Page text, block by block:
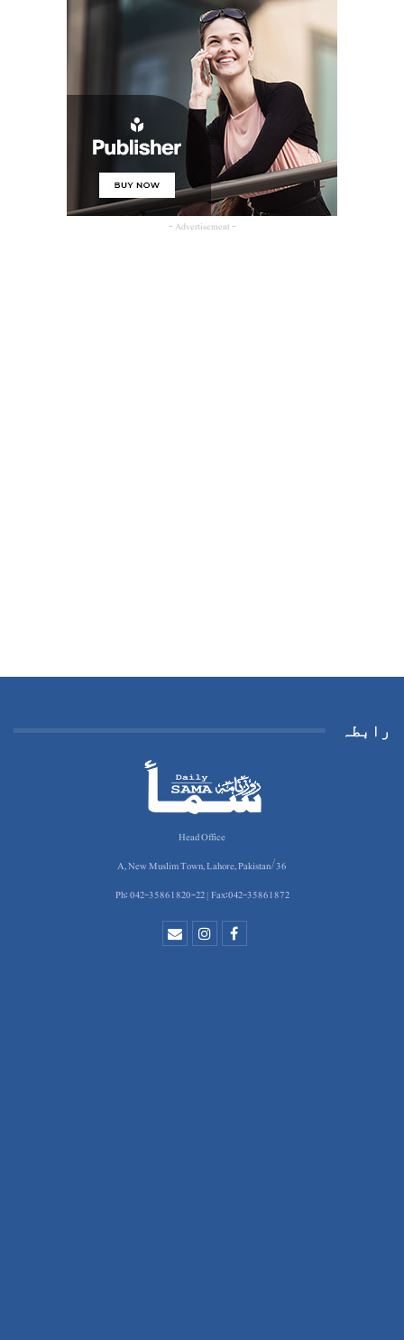
- Advertisement -
رابطہ
Head Office
36/A, New Muslim Town, Lahore, Pakistan
Ph: 042-35861820-22 | Fax:042-35861872